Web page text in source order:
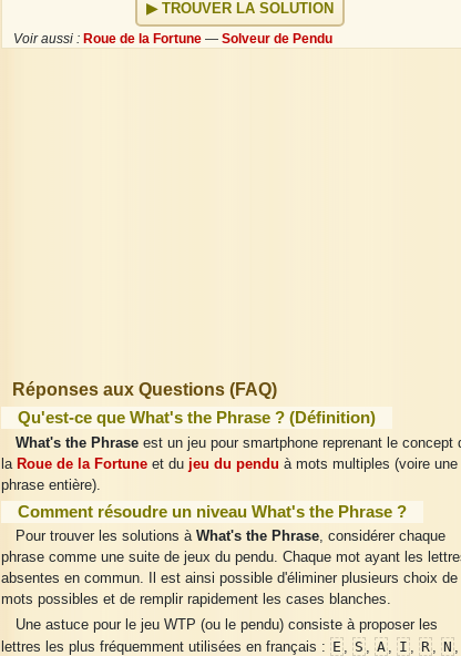
TROUVER LA SOLUTION
Voir aussi : Roue de la Fortune —Solveur de Pendu
Réponses aux Questions (FAQ)
Qu'est-ce que What's the Phrase ? (Définition)
What's the Phraseest un jeu pour smartphone reprenant le concept
la Roue de la Fortune et du jeu du pendu à mots multiples (voire une
phrase entière).
Comment résoudre un niveau What's the Phrase ?
Pour trouver les solutions à What's the Phrase, considérer chaque
phrase comme une suite de jeux du pendu. Chaque mot ayant les
absentes en commun. Il est ainsi possible d'éliminer plusieurs choix de
mots possibles et de remplir rapidement les cases blanches.
Une astuce pour le jeu WTP (ou le pendu) consiste à proposer les
lettres les plus fréquemment utilisées en français : E S A I R N